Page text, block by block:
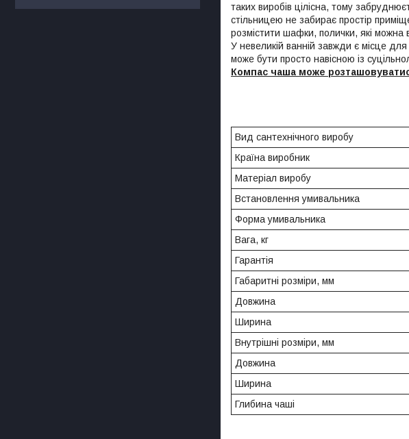
таких виробів цілісна, тому
стільницею не забирає простір
розмістити шафки, полички, які можна
У невеликій ванній завжди є місце
може бути просто навісною із
Компас чаша може
Вид сантехнічного виробу
Країна виробник
Матеріал виробу
Встановлення умивальника
Форма умивальника
Вага, кг
Гарантія
Габаритні розміри, мм
Довжина
Ширина
Внутрішні розміри, мм
Довжина
Ширина
Глибина чаші